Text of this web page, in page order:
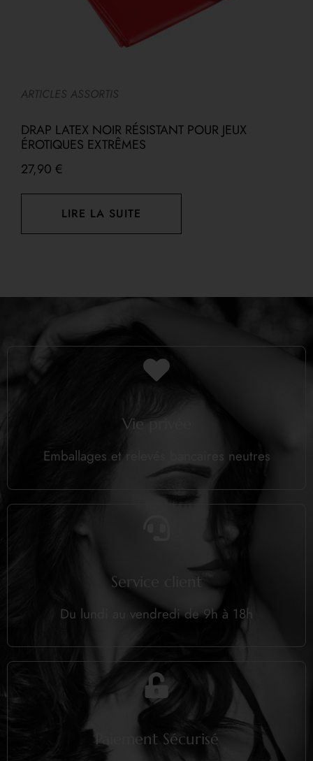
ARTICLES ASSORTIS
DRAP LATEX NOIR RÉSISTANT POUR JEUX
ÉROTIQUES EXTRÊMES
27,90 €
LIRE LA SUITE
Vie privée
Emballages et relevés bancaires neutres
Service client
Du lundi au vendredi de 9h à 18h
Paiement Sécurisé